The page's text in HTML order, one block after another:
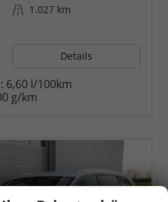
Kilometerstand 1.027 km
Details
6,60 l/100km
g/km